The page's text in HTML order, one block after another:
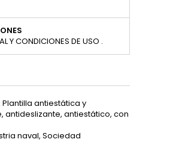
Y CONDICIONES DE USO .
antiestática y
antideslizante, antiestático, con
naval, Sociedad